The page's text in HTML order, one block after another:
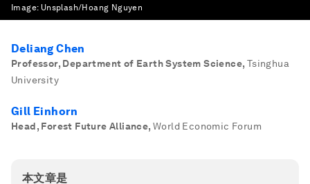
Image: Unsplash/Hoang Nguyen
Deliang Chen
Professor, Department of Earth System Science, Tsinghua
University
Gill Einhorn
Head, Forest Future Alliance, World Economic Forum
本文章是